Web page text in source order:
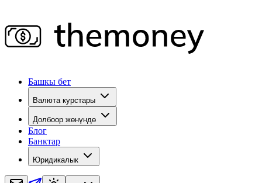
Башкы бет
Валюта курстары
Долбоор жөнүндө
Блог
Банктар
Юридикалык